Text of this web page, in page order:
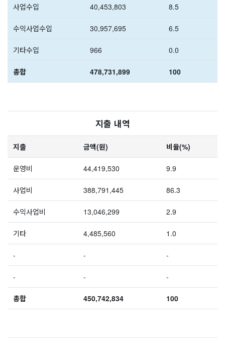
사업수입 40,453,803 8.5
수익사업수입 30,957,695 6.5
기타수입 966 0.0
총합 478,731,899 100
지출 내역
지출 금액(원) 비율(%)
운영비 44,419,530 9.9
사업비 388,791,445 86.3
수익사업비 13,046,299 2.9
기타 4,485,560 1.0
- - -
- - -
총합 450,742,834 100